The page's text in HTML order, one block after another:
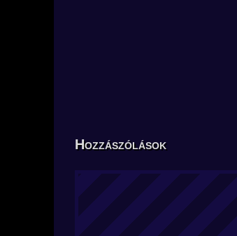
Hozzászólások